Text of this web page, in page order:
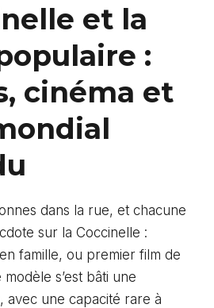
et la
:
cinéma et
dans la rue, et chacune
sur la Coccinelle :
famille, ou premier film de
s’est bâti une
avec une capacité rare à